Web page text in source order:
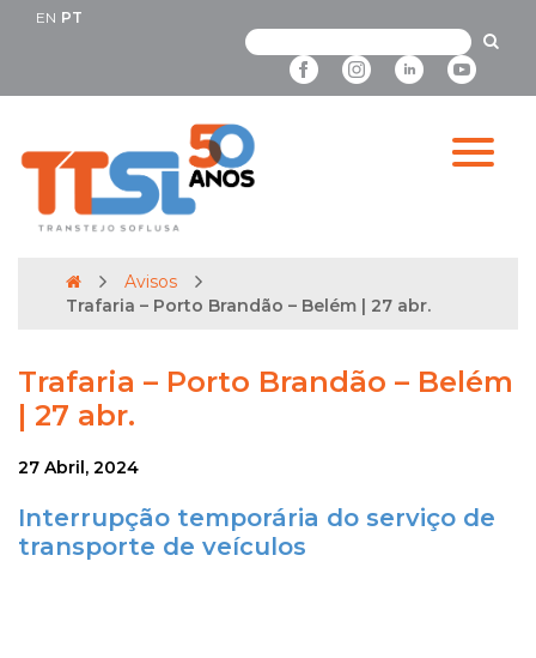
EN PT
Avisos
Trafaria – Porto Brandão – Belém | 27 abr.
Trafaria – Porto Brandão – Belém
| 27 abr.
27 Abril, 2024
Interrupção temporária do serviço de
transporte de veículos